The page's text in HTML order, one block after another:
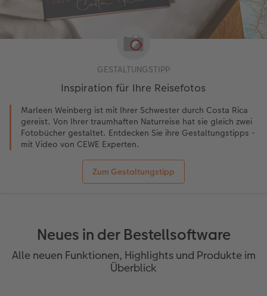
GESTALTUNGSTIPP
Inspiration für Ihre Reisefotos
Marleen Weinberg ist mit Ihrer Schwester durch Costa Rica
gereist. Von Ihrer traumhaften Naturreise hat sie gleich zwei
Fotobücher gestaltet. Entdecken Sie ihre Gestaltungstipps -
mit Video von CEWE Experten.
Zum Gestaltungstipp
Neues in der Bestellsoftware
Alle neuen Funktionen, Highlights und Produkte im
Überblick